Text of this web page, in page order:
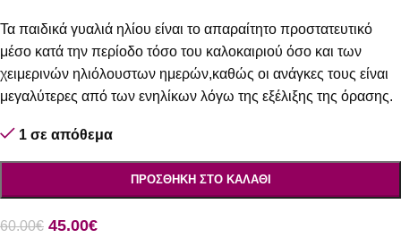
Τα παιδικά γυαλιά ηλίου είναι το απαραίτητο προστατευτικό
μέσο κατά την περίοδο τόσο του καλοκαιριού όσο και των
χειμερινών ηλιόλουστων ημερών,καθώς οι ανάγκες τους είναι
μεγαλύτερες από των ενηλίκων λόγω της εξέλιξης της όρασης.
1 σε απόθεμα
ΠΡΟΣΘΉΚΗ ΣΤΟ ΚΑΛΆΘΙ
60.00€ 45.00€